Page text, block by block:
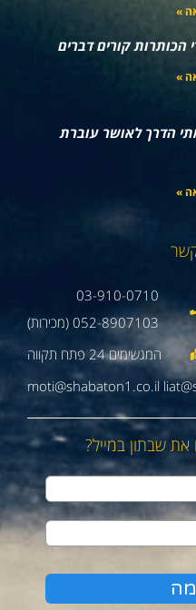
»
הכותרות קורים דברים
»
הדרך לאושר עוברת
»
03-910-0710
052-8907103 (מכירות)
moti@shabaton1.co.il
שבתון במייל?